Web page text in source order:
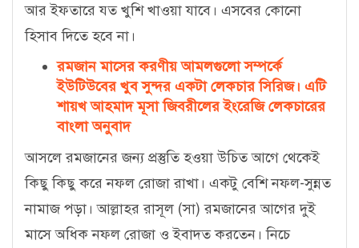
আর ইফতারে যত খুশি খাওয়া যাবে। এসবের কোনো
হিসাব দিতে হবে না।
রমজান মাসের করণীয় আমলগুলো সম্পর্কে
ইউটিউবের খুব সুন্দর একটা লেকচার সিরিজ। এটি
শায়খ আহমাদ মূসা জিবরীলের ইংরেজি লেকচারের
বাংলা অনুবাদ
আসলে রমজানের জন্য প্রস্তুতি হওয়া উচিত আগে থেকেই
কিছু কিছু করে নফল রোজা রাখা। একটু বেশি নফল-সুন্নত
নামাজ পড়া। আল্লাহর রাসূল (সা) রমজানের আগের দুই
মাসে অধিক নফল রোজা ও ইবাদত করতেন। নিচে